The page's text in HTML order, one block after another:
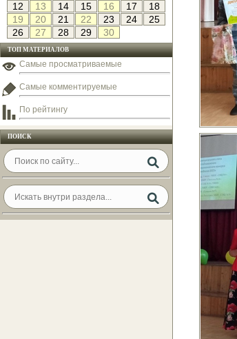
12
13 14 15 16 17
18
19
20 21 22 23 24
25
26
27 28 29 30
ТОП МАТЕРИАЛОВ
Самые просматриваемые
Самые комментируемые
По рейтингу
ПОИСК